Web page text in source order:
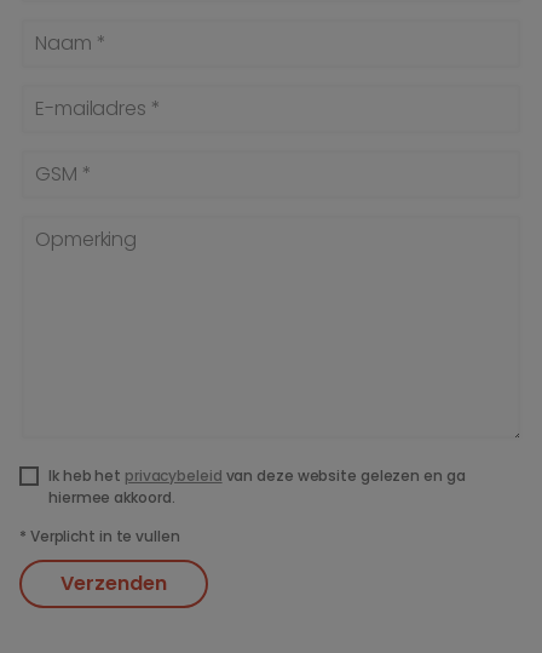
Naam *
E-mailadres *
GSM *
Opmerking
Ik heb het privacybeleid van deze website gelezen en ga
hiermee akkoord.
* Verplicht in te vullen
Verzenden